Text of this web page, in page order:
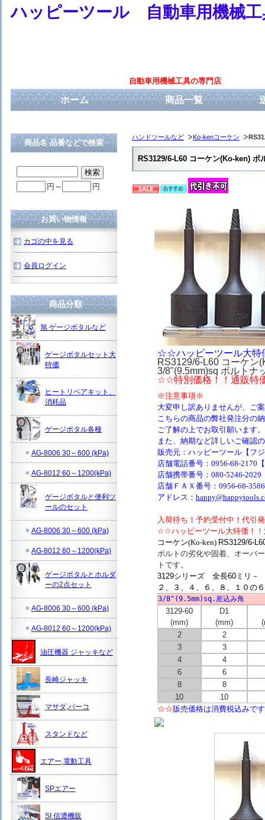
ハッピーツール 自動車用機械工
自動車用機械工具の専門店
ホーム 商品一覧
ハンドツールなど Ko-kenコーケン
RS3129/6-L60 コーケン(Ko-ken) ボ
☆☆ハッピーツール大特
RS3129/6-L60 コーケン
3/8"(9.5mm)sq ボルトナ
☆☆特別価格！！通販
※注意事項※
大変申し訳ありませんが、ご
こちらの商品の弊社発注分の
ご了解の上でお取引願います。
また、納期など詳しいご確認
販売元：ハッピーツール【フ
店舗電話番号：0956-68-2170
店舗携帯番号：080-5246-
店舗ＦＡＸ番号：0956-68-
アドレス：
入荷待ち！予約受付中！代引
☆☆ハッピーツール大特価！
コーケン(Ko-ken) RS3129/6-
ボルトの劣化や固着、オーバ
トです。
3129シリーズ 全長60ミリ－
２、３、４、６、８、１０の
3/8"(9.5mm)sq.差込み角
3129-60
(mm)
D1
(mm)
2
2
3
3
4
4
6
6
8
8
10
10
☆☆販売価格は消費税込みで
商品名 品番などで検索
円～ 円
お買い物情報
カゴの中を見る
会員ログイン
商品分類
旭 ゲージボタルなど
ゲージボタルセット大
特価
ヒートリペアキット、
消耗品
ゲージボタル各種
AG-8006 30～600 (kPa)
AG-8012 60～1200(kPa)
ゲージボタルと便利ツ
ールのセット
AG-8006 30～600 (kPa)
AG-8012 60～1200(kPa)
ゲージボタルとホルダ
ーの2点セット
AG-8006 30～600 (kPa)
AG-8012 60～1200(kPa)
油圧機器 ジャッキなど
長崎ジャッキ
マサダ,バーコ
スタンドなど
エアー,電動工具
SPエアー
SI 信濃機販